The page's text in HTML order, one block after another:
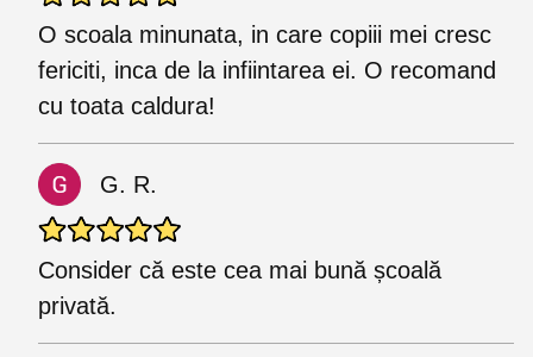
O scoala minunata, in care copiii mei cresc
fericiti, inca de la infiintarea ei. O recomand
cu toata caldura!
G. R.
Consider că este cea mai bună școală
privată.